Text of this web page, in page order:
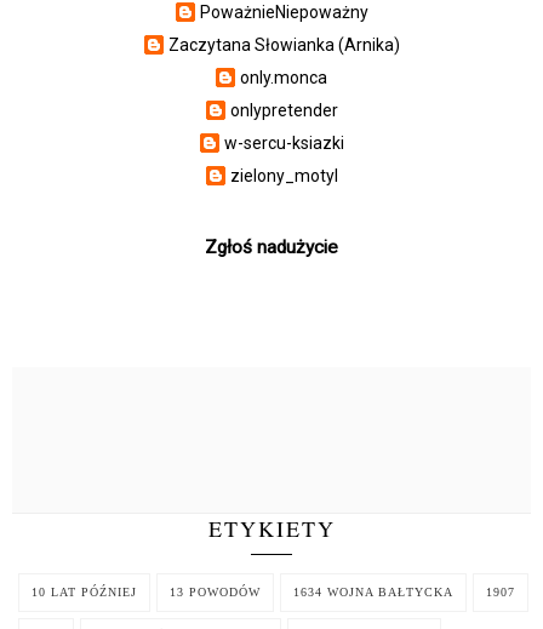
PoważnieNiepoważny
Zaczytana Słowianka (Arnika)
only.monca
onlypretender
w-sercu-ksiazki
zielony_motyl
Zgłoś nadużycie
ETYKIETY
10 LAT PÓŹNIEJ 13 POWODÓW 1634 WOJNA BAŁTYCKA 1907